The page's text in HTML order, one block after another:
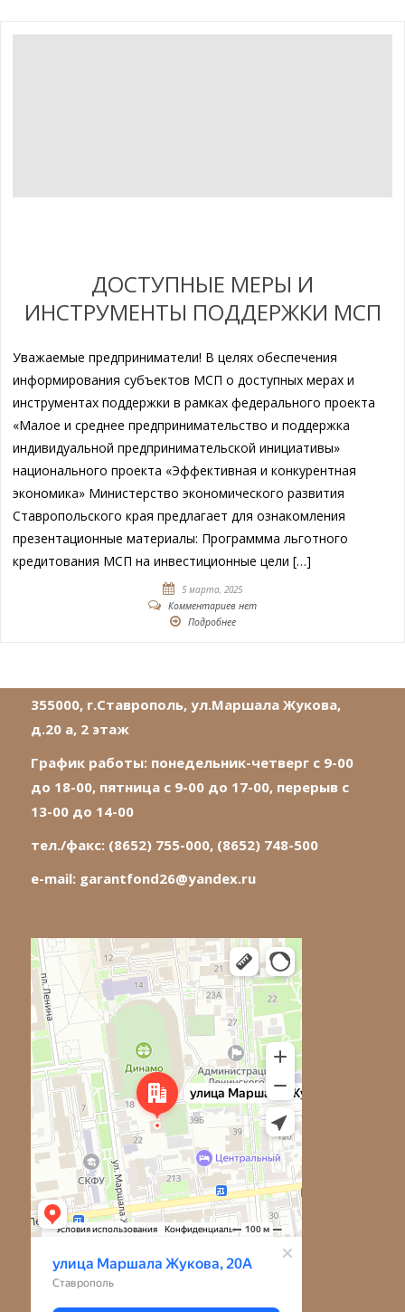
ДОСТУПНЫЕ МЕРЫ И
ИНСТРУМЕНТЫ ПОДДЕРЖКИ МСП
Уважаемые предприниматели! В целях обеспечения
информирования субъектов МСП о доступных мерах и
инструментах поддержки в рамках федерального проекта
«Малое и среднее предпринимательство и поддержка
индивидуальной предпринимательской инициативы»
национального проекта «Эффективная и конкурентная
экономика» Министерство экономического развития
Ставропольского края предлагает для ознакомления
презентационные материалы: Программма льготного
кредитования МСП на инвестиционные цели […]
5 марта, 2025
Комментариев нет
Подробнее
355000, г.Ставрополь, ул.Маршала Жукова,
д.20 а, 2 этаж
График работы: понедельник-четверг с 9-00
до 18-00, пятница с 9-00 до 17-00, перерыв с
13-00 до 14-00
тел./факс: (8652) 755-000, (8652) 748-500
e-mail: garantfond26@yandex.ru